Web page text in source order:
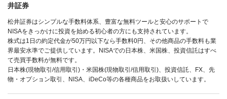
井証券
松井証券はシンプルな手数料体系、豊富な無料ツールと安心のサポートで
NISAをきっかけに投資を始める初心者の方にも支持されています。
株式は1日の約定代金が50万円以下なら手数料0円、その他商品の手数料も業
界最安水準でご提供しています。NISAでの日本株、米国株、投資信託はすべ
て売買手数料が無料です。
日本株(現物取引/信用取引)・米国株(現物取引/信用取引)、投資信託、FX、先
物・オプション取引、NISA、iDeCo等の各種商品をお取扱いしています。